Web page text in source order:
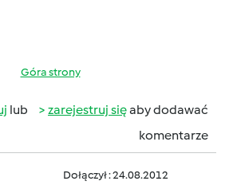
Góra strony
lub zarejestruj sięaby dodawać
komentarze
Dołączył : 24.08.2012